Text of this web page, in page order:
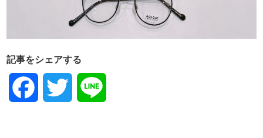
記事をシェアする
Facebook Twitter